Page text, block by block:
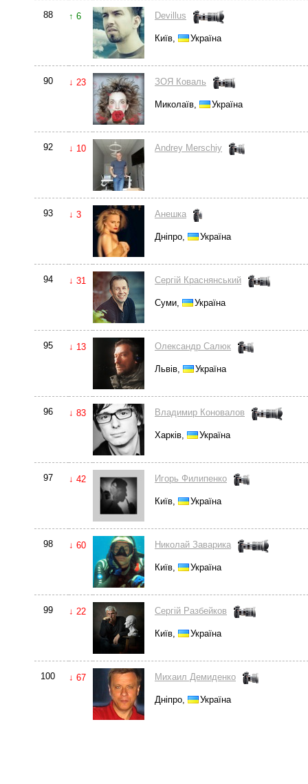
88 ↑ 6 Devillus
Київ, Україна
90 ↓ 23 ЗОЯ Коваль
Миколаїв, Україна
92 ↓ 10 Andrey Merschiy
93 ↓ 3 Анешка
Дніпро, Україна
94 ↓ 31 Сергій Краснянський
Суми, Україна
95 ↓ 13 Олександр Салюк
Львів, Україна
96 ↓ 83 Владимир Коновалов
Харків, Україна
97 ↓ 42 Игорь Филипенко
Київ, Україна
98 ↓ 60 Николай Заварика
Київ, Україна
99 ↓ 22 Сергій Разбейков
Київ, Україна
100 ↓ 67 Михаил Демиденко
Дніпро, Україна